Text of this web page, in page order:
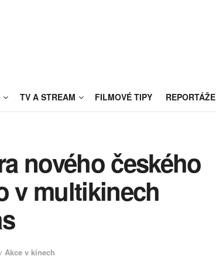
TV A STREAM FILMOVÉ TIPY REPORTÁŽE
nového českého
v multikinech
Akce v kinech